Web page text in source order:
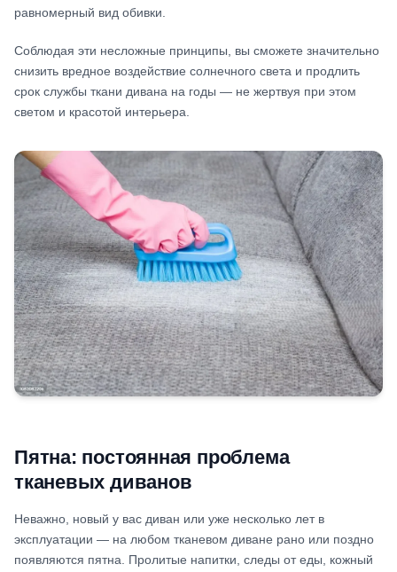
равномерный вид обивки.
Соблюдая эти несложные принципы, вы сможете значительно
снизить вредное воздействие солнечного света и продлить
срок службы ткани дивана на годы — не жертвуя при этом
светом и красотой интерьера.
Пятна: постоянная проблема
тканевых диванов
Неважно, новый у вас диван или уже несколько лет в
эксплуатации — на любом тканевом диване рано или поздно
появляются пятна. Пролитые напитки, следы от еды, кожный